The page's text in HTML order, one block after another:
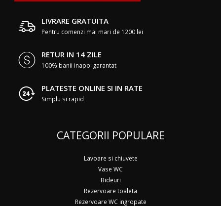
LIVRARE GRATUITA
Pentru comenzi mai mari de 1200 lei
RETUR IN 14 ZILE
100% banii inapoi garantat
PLATESTE ONLINE SI IN RATE
Simplu si rapid
CATEGORII POPULARE
Lavoare si chiuvete
Vase WC
Bideuri
Rezervoare toaleta
Rezervoare WC ingropate